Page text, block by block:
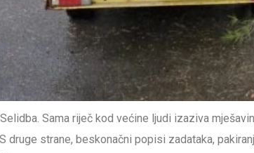
Sama riječ kod većine ljudi izaziva
druge strane, beskonačni popisi zadataka,